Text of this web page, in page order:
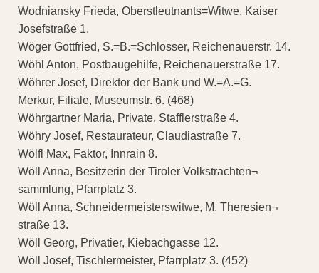
Wodniansky Frieda, Oberstleutnants=Witwe, Kaiser
Josefstraße 1.
Wöger Gottfried, S.=B.=Schlosser, Reichenauerstr. 14.
Wöhl Anton, Postbaugehilfe, Reichenauerstraße 17.
Wöhrer Josef, Direktor der Bank und W.=A.=G.
Merkur, Filiale, Museumstr. 6. (468)
Wöhrgartner Maria, Private, Stafflerstraße 4.
Wöhry Josef, Restaurateur, Claudiastraße 7.
Wölfl Max, Faktor, Innrain 8.
Wöll Anna, Besitzerin der Tiroler Volkstrachten¬
sammlung, Pfarrplatz 3.
Wöll Anna, Schneidermeisterswitwe, M. Theresien¬
straße 13.
Wöll Georg, Privatier, Kiebachgasse 12.
Wöll Josef, Tischlermeister, Pfarrplatz 3. (452)